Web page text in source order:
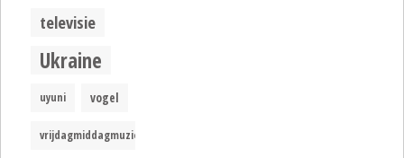
televisie
Ukraine
uyuni vogel
vrijdagmiddagmuziek